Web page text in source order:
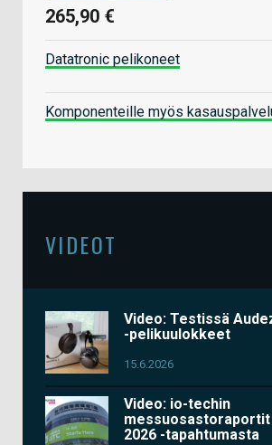
265,90 €
Datatronic pelikoneet
Komponenteille myös
VIDEOT
Video: Testissä
-pelikuulokkeet
15.6.2026
Video: io-techin
messuosastoraportit
2026 -tapahtumasta